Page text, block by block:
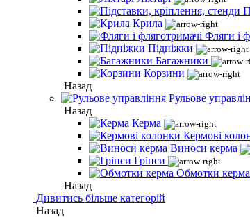
Крила
Фляги і
Підніжки
Багажники
Корзини
Назад
Рульове
Назад
Керма
Кермові
Виноси керма
Гріпси
Обмотки керма
Назад
Дивитись більше категорій
Назад